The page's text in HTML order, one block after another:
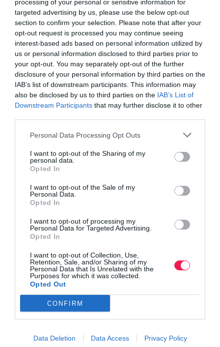
processing of your personal or sensitive information for
targeted advertising by us, please use the below opt-out
section to confirm your selection. Please note that after your
opt-out request is processed you may continue seeing
interest-based ads based on personal information utilized by
us or personal information disclosed to third parties prior to
your opt-out. You may separately opt-out of the further
disclosure of your personal information by third parties on the
IAB’s list of downstream participants. This information may
also be disclosed by us to third parties on the IAB’s List of
Downstream Participants that may further disclose it to other
Personal Data Processing Opt Outs
I want to opt-out of the Sharing of my
personal data.
Opted In
I want to opt-out of the Sale of my
Personal Data.
Opted In
I want to opt-out of processing my
Personal Data for Targeted Advertising.
Opted In
I want to opt-out of Collection, Use,
Retention, Sale, and/or Sharing of my
Personal Data that Is Unrelated with the
Purposes for which it was collected.
Opted Out
CONFIRM
Data Deletion Data Access Privacy Policy